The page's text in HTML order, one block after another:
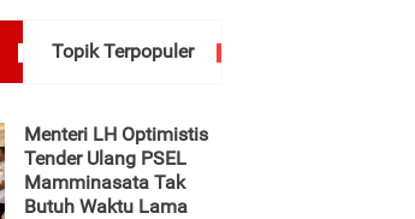
Topik Terpopuler
Menteri LH Optimistis
Tender Ulang PSEL
Mamminasata Tak
Butuh Waktu Lama